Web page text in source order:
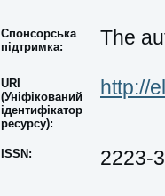
Спонсорська
підтримка:
The
URI
(Уніфікований
ідентифікатор
ресурсу):
http://
ISSN: 2223-